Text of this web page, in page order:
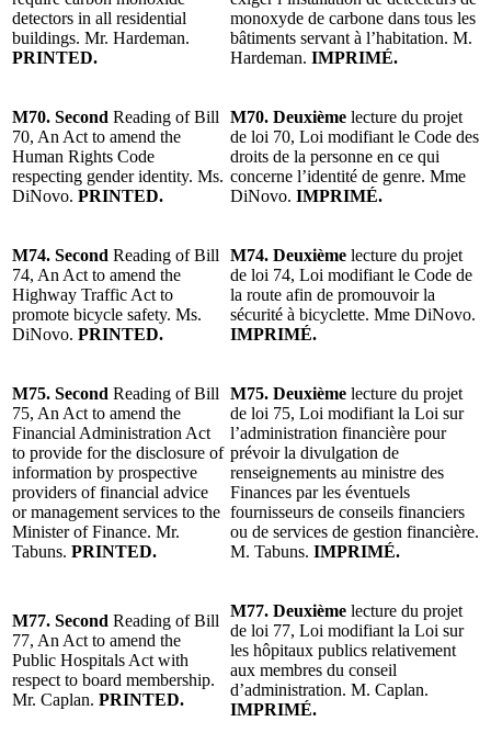
detectors in all residential
buildings. Mr. Hardeman.
PRINTED.
monoxyde de carbone dans tous les
bâtiments servant à l’habitation. M.
Hardeman. IMPRIMÉ.
M70. Second Reading of Bill
70, An Act to amend the
Human Rights Code
respecting gender identity. Ms.
DiNovo. PRINTED.
M70. Deuxième lecture du projet
de loi 70, Loi modifiant le Code des
droits de la personne en ce qui
concerne l’identité de genre. Mme
DiNovo. IMPRIMÉ.
M74. Second Reading of Bill
74, An Act to amend the
Highway Traffic Act to
promote bicycle safety. Ms.
DiNovo. PRINTED.
M74. Deuxième lecture du projet
de loi 74, Loi modifiant le Code de
la route afin de promouvoir la
sécurité à bicyclette. Mme DiNovo.
IMPRIMÉ.
M75. Second Reading of Bill
75, An Act to amend the
Financial Administration Act
to provide for the disclosure of
information by prospective
providers of financial advice
or management services to the
Minister of Finance. Mr.
Tabuns. PRINTED.
M75. Deuxième lecture du projet
de loi 75, Loi modifiant la Loi sur
l’administration financière pour
prévoir la divulgation de
renseignements au ministre des
Finances par les éventuels
fournisseurs de conseils financiers
ou de services de gestion financière.
M. Tabuns. IMPRIMÉ.
M77. Second Reading of Bill
77, An Act to amend the
Public Hospitals Act with
respect to board membership.
Mr. Caplan. PRINTED.
M77. Deuxième lecture du projet
de loi 77, Loi modifiant la Loi sur
les hôpitaux publics relativement
aux membres du conseil
d’administration. M. Caplan.
IMPRIMÉ.